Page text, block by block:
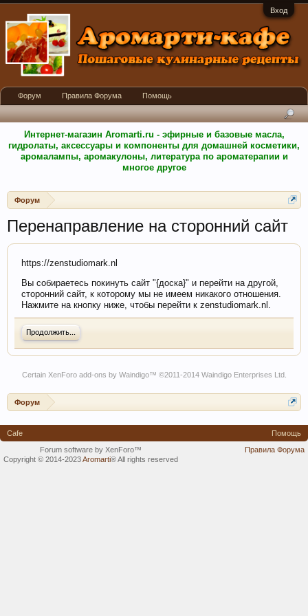
Вход
Интернет-магазин Aromarti.ru - эфирные и базовые масла,
гидролаты, аксессуары и компоненты для домашней косметики,
аромалампы, аромакулоны, литература по ароматерапии и
многое другое
Форум
Перенаправление на сторонний сайт
https://zenstudiomark.nl
Вы собираетесь покинуть сайт "{доска}" и перейти на другой,
сторонний сайт, к которому мы не имеем никакого отношения.
Нажмите на кнопку ниже, чтобы перейти к zenstudiomark.nl.
Продолжить...
Certain XenForo add-ons by Waindigo™ ©2011-2014 Waindigo Enterprises Ltd.
Форум
Форум Правила Форума Помощь
Cafe
Помощь
Правила Форума
Forum software by XenForo™
Copyright © 2014-2023Aromarti®All rights reserved